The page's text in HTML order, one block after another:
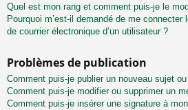
Quel est mon rang et comment puis-je le
Pourquoi m’est-il demandé de me
de courrier électronique d’un utilisateur ?
Problèmes de publication
Comment puis-je publier un nouveau sujet
Comment puis-je modifier ou supprimer un
Comment puis-je insérer une signature à